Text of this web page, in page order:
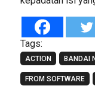
Tags:
ACTION BANDAI
FROM SOFTWARE